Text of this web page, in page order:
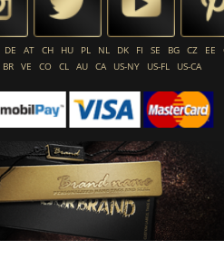
DE AT CH HU PL NL DK FI SE BG CZ EE
BR VE CO CL AU CA US-NY US-FL US-CA